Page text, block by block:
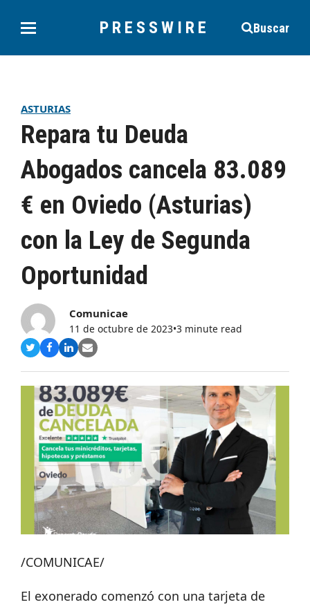
PRESSWIRE Buscar
ASTURIAS
Repara tu Deuda
Abogados cancela 83.089
€ en Oviedo (Asturias)
con la Ley de Segunda
Oportunidad
Comunicae
11 de octubre de 2023•3 minute read
Compartir
Twitter
Compartir
Facebook
Compartir
LinkedIn
Share
Email
/COMUNICAE/
El exonerado comenzó con una tarjeta de